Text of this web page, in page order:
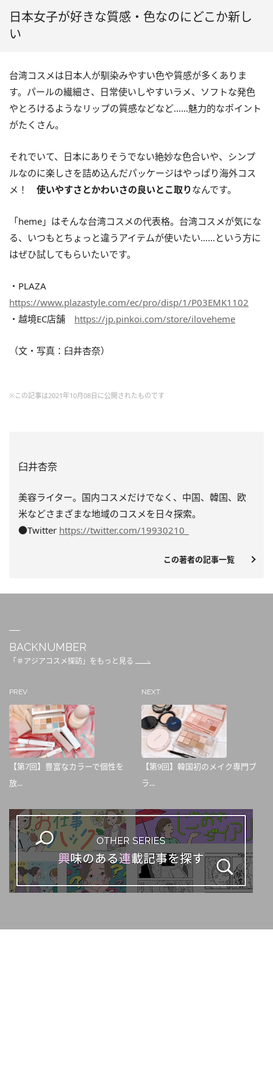
日本女子が好きな質感・色なのにどこか新し
い
台湾コスメは日本人が馴染みやすい色や質感が多くありま
す。パールの繊細さ、日常使いしやすいラメ、ソフトな発色
やとろけるようなリップの質感などなど……魅力的なポイント
がたくさん。
それでいて、日本にありそうでない絶妙な色合いや、シンプ
ルなのに楽しさを詰め込んだパッケージはやっぱり海外コス
メ！ 使いやすさとかわいさの良いとこ取りなんです。
「heme」はそんな台湾コスメの代表格。台湾コスメが気にな
る、いつもとちょっと違うアイテムが使いたい……という方に
はぜひ試してもらいたいです。
・PLAZA
https://www.plazastyle.com/ec/pro/disp/1/P03EMK1102
・越境EC店舗 https://jp.pinkoi.com/store/iloveheme
（文・写真：臼井杏奈）
※この記事は2021年10月08日に公開されたものです
臼井杏奈
美容ライター。国内コスメだけでなく、中国、韓国、欧
米などさまざまな地域のコスメを日々探索。
●Twitter https://twitter.com/19930210_
この著者の記事一覧
BACKNUMBER
「＃アジアコスメ探訪」をもっと見る
PREV
【第7回】豊富なカラーで個性を
放...
NEXT
【第9回】韓国初のメイク専門ブ
ラ...